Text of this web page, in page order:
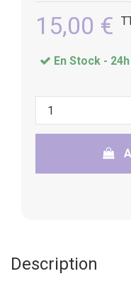
15,00 €
En Stock - 24h
Description